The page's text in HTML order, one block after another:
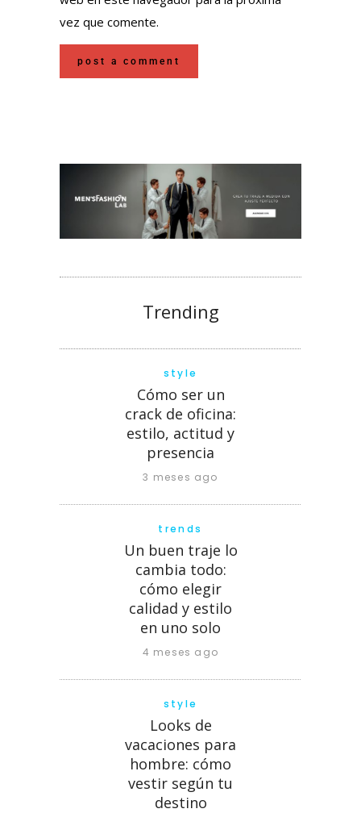
vez que comente.
Trending
style
Cómo ser un
crack de oficina:
estilo, actitud y
presencia
3 meses ago
trends
Un buen traje lo
cambia todo:
cómo elegir
calidad y estilo
en uno solo
4 meses ago
style
Looks de
vacaciones para
hombre: cómo
vestir según tu
destino